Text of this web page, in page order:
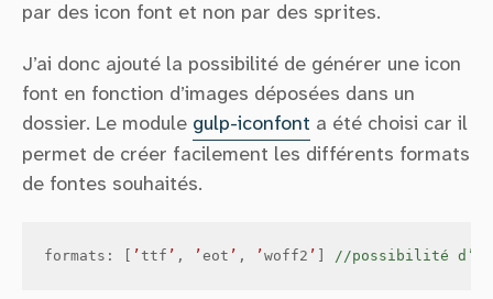
par des icon font et non par des sprites.
J’ai donc ajouté la possibilité de générer une icon
font en fonction d’images déposées dans un
dossier. Le module gulp-iconfont a été choisi car il
permet de créer facilement les différents formats
de fontes souhaités.
formats : ’ ttf ’ , ’ eot ’ , ’ woff2 ’ //possibilité